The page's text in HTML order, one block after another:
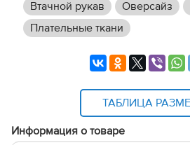
Втачной рукав
Оверсайз
Плательные ткани
ТАБЛИЦА
Информация о товаре